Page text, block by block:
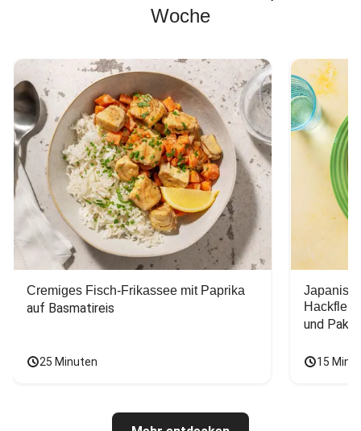
Woche
Cremiges Fisch-Frikassee mit Paprika
auf Basmatireis
25 Minuten
und Pak
15